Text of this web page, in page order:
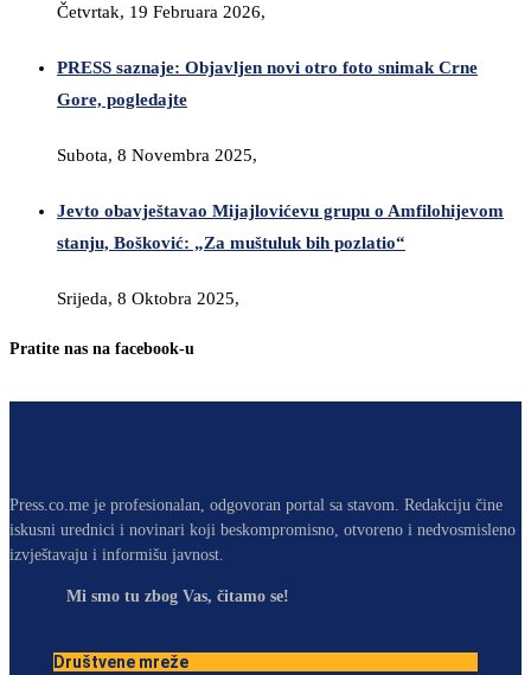
Četvrtak, 19 Februara 2026,
PRESS saznaje: Objavljen novi otro foto snimak Crne
Gore, pogledajte
Subota, 8 Novembra 2025,
Jevto obavještavao Mijajlovićevu grupu o Amfilohijevom
stanju, Bošković: „Za muštuluk bih pozlatio“
Srijeda, 8 Oktobra 2025,
Pratite nas na facebook-u
Press.co.me je profesionalan, odgovoran portal sa stavom. Redakciju čine
iskusni urednici i novinari koji beskompromisno, otvoreno i nedvosmisleno
izvještavaju i informišu javnost.
Mi smo tu zbog Vas, čitamo se!
Društvene mreže